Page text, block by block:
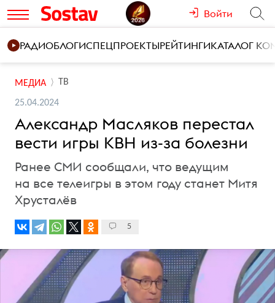
Войти
РАДИОБЛОГИСПЕЦПРОЕКТЫРЕЙТИНГИКАТАЛОГ
МЕДИА ТВ
25.04.2024
Александр Масляков перестал
вести игры КВН из-за болезни
Ранее СМИ сообщали, что ведущим
на все телеигры в этом году станет Митя
Хрусталёв
5